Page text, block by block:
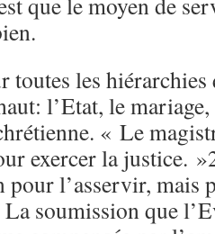
toutes les hiérarchies
l’Etat, le
« Le
exercer la justice.
pour l’asservir, mais
soumission que